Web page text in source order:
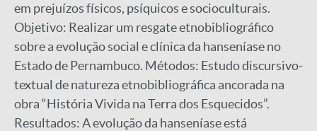
em prejuízos físicos, psíquicos e socioculturais.
Objetivo: Realizar um resgate etnobibliográfico
sobre a evolução social e clínica da hanseníase no
Estado de Pernambuco. Métodos: Estudo discursivo-
textual de natureza etnobibliográfica ancorada na
obra “História Vivida na Terra dos Esquecidos”.
Resultados: A evolução da hanseníase está